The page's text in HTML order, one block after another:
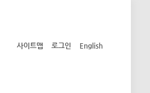
사이트맵 로그인 English